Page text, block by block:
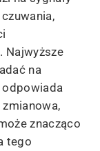
Najwyższe
na
odpowiada
znacząco
tego